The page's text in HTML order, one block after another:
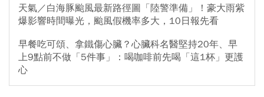
天氣／白海豚颱風最新路徑圖「陸警準備」！豪大雨紫
爆影響時間曝光，颱風假機率多大，10日報先看
早餐吃可頌、拿鐵傷心臟？心臟科名醫堅持20年、早
上9點前不做「5件事」：喝咖啡前先喝「這1杯」更護
心